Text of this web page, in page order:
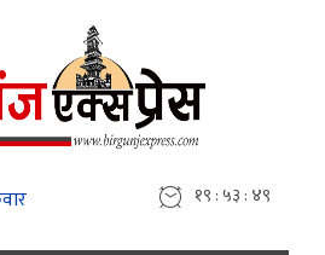
१९ : ५३ : ५०